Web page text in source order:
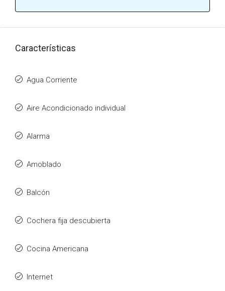
Características
Agua Corriente
Aire Acondicionado individual
Alarma
Amoblado
Balcón
Cochera fija descubierta
Cocina Americana
Internet